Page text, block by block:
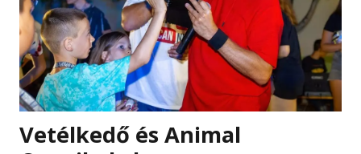
Vetélkedő és Animal